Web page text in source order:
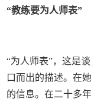
“教练要为人师表”
“为人师表”，这是
口而出的描述。在
的信息。在二十多